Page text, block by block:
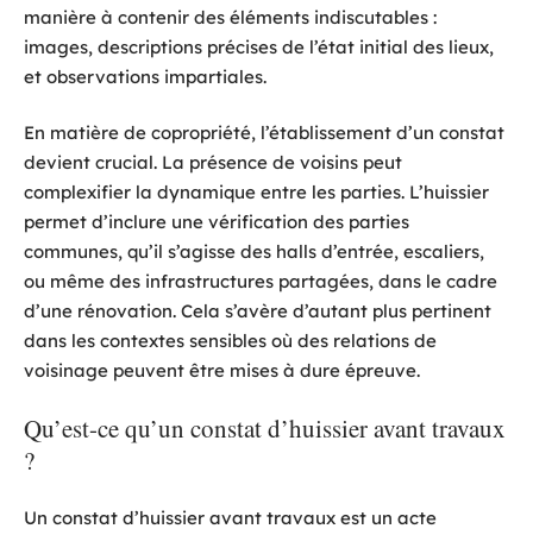
manière à contenir des éléments indiscutables :
images, descriptions précises de l’état initial des lieux,
et observations impartiales.
En matière de copropriété, l’établissement d’un constat
devient crucial. La présence de voisins peut
complexifier la dynamique entre les parties. L’huissier
permet d’inclure une vérification des parties
communes, qu’il s’agisse des halls d’entrée, escaliers,
ou même des infrastructures partagées, dans le cadre
d’une rénovation. Cela s’avère d’autant plus pertinent
dans les contextes sensibles où des relations de
voisinage peuvent être mises à dure épreuve.
Qu’est-ce qu’un constat d’huissier avant travaux
?
Un constat d’huissier avant travaux est un acte